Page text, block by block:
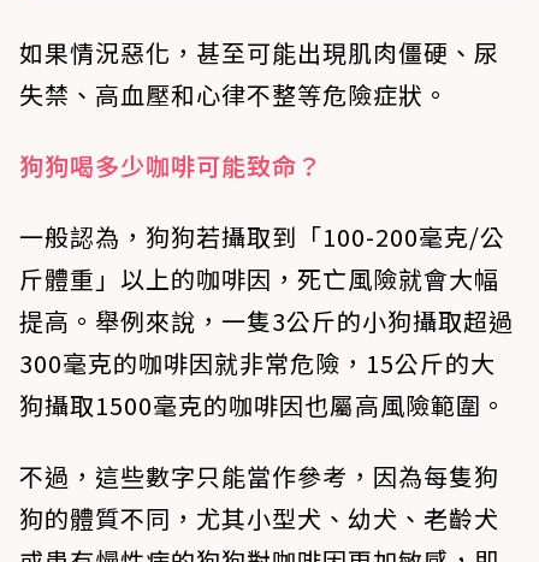
如果情況惡化，甚至可能出現肌肉僵硬、尿
失禁、高血壓和心律不整等危險症狀。
狗狗喝多少咖啡可能致命？
一般認為，狗狗若攝取到 「100-200毫克/公
斤體重」 以上的咖啡因，死亡風險就會大幅
提高。舉例來說，一隻3公斤的小狗攝取超過
300毫克的咖啡因就非常危險，15公斤的大
狗攝取1500毫克的咖啡因也屬高風險範圍。
不過，這些數字只能當作參考，因為每隻狗
狗的體質不同，尤其小型犬、幼犬、老齡犬